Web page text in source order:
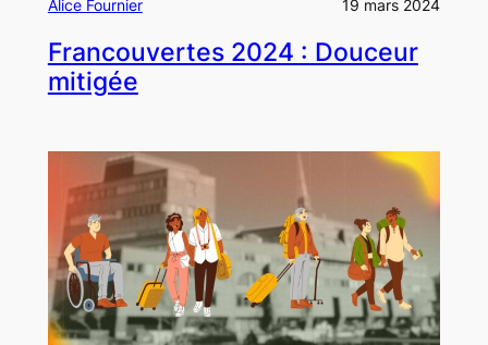
Alice Fournier 19 mars 2024
Francouvertes 2024 : Douceur
mitigée